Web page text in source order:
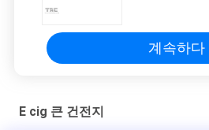
계속하다
E cig 큰 건전지